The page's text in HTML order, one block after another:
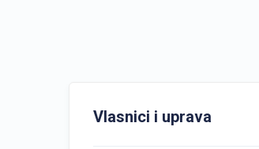
Vlasnici i uprava